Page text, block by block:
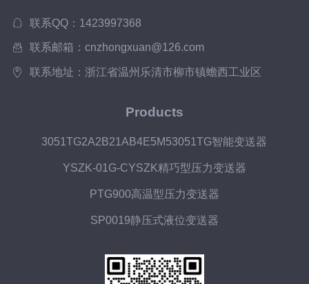
联系QQ：1423997368
联系邮箱：cnzhongxuan@126.com
联系地址：浙江省温州乐清市柳市镇蟾西工业区
Products
3051TG2A2B21AB4E5M53051TG智能变送器
YSZK-01G-CYSZK精巧型压力变送器
PTG900高温型压力变送器
SP0019静压式液位变送器